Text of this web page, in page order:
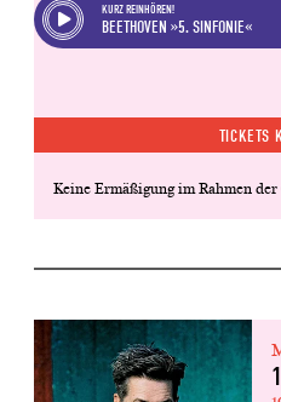
KURZ REINHÖREN!
BEETHOVEN »5. SINFONIE«
TICKETS
Keine Ermäßigung im Rahmen